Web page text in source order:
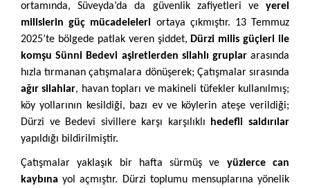
ortamında, Süveyda’da da güvenlik zafiyetleri ve yerel
milislerin güç mücadeleleri ortaya çıkmıştır. 13 Temmuz
2025’te bölgede patlak veren şiddet, Dürzi milis güçleri ile
komşu Sünni Bedevi aşiretlerden silahlı gruplararasında
hızla tırmanan çatışmalara dönüşerek; Çatışmalar sırasında
ağır silahlar, havan topları ve makineli tüfekler kullanılmış;
köy yollarının kesildiği, bazı ev ve köylerin ateşe verildiği;
Dürzi ve Bedevi sivillere karşı karşılıklı
hedefli saldırılar
yapıldığı bildirilmiştir.
Çatışmalar yaklaşık bir hafta sürmüş ve yüzlerce can
kaybına yol açmıştır. Dürzi toplumu mensuplarına yönelik